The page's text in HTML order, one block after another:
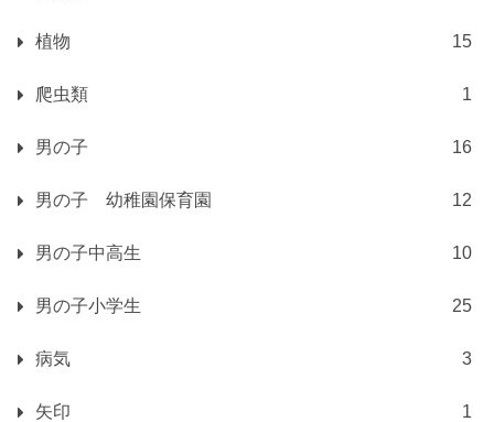
植物 15
爬虫類 1
男の子 16
男の子 幼稚園保育園 12
男の子中高生 10
男の子小学生 25
病気 3
矢印 1